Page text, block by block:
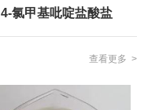
4-氯甲基吡啶盐酸盐
查看更多 >